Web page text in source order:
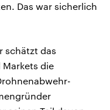
Das war sicherlich
schätzt das
die